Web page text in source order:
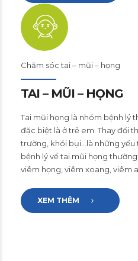
Chăm sóc tai – mũi – họng
TAI – MŨI – HỌNG
Tai mũi họng là nhóm bệnh lý
đặc biệt là ở trẻ em. Thay đổi
trường, khói bụi…là những yếu
bệnh lý về tai mũi họng
viêm họng, viêm xoang, viêm
XEM THÊM